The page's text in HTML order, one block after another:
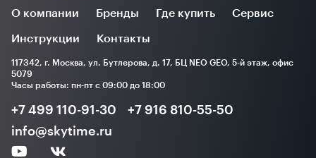
О компании Бренды Где купить Сервис
Инструкции Контакты
117342, г. Москва, ул. Бутлерова, д. 17, БЦ NEO GEO, 5-й этаж, офис
5079
Часы работы: пн-пт с 09:00 до 18:00
+7 499 110-91-30
+7 916 810-55-50
info@skytime.ru